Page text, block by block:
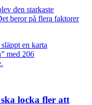
den starkaste
beror på flera faktorer
locka fler att